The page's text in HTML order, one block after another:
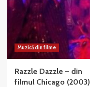
–
Muzică din filme
Razzle Dazzle – din
filmul Chicago (2003)